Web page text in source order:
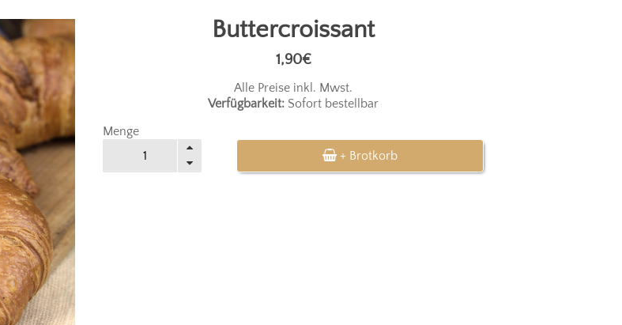
Buttercroissant
1,90€
Alle Preise inkl. Mwst.
Verfügbarkeit: Sofort bestellbar
Menge
+ Brotkorb